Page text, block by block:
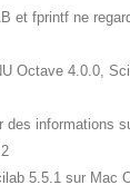
et fprintf ne
Octave 4.0.0,
des informations
5.5.1 sur Mac